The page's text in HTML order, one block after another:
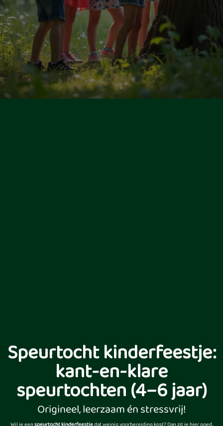
Speurtocht kinderfeestje:
kant-en-klare
speurtochten (4–6 jaar)
Origineel, leerzaam én stressvrij!